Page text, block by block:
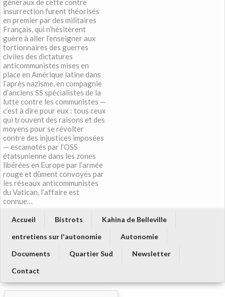
généraux de cette contre
insurrection furent théorisés
en premier par des militaires
Français, qui n’hésitèrent
guère à aller l’enseigner aux
tortionnaires des guerres
civiles des dictatures
anticommunistes mises en
place en Amérique latine dans
l’après nazisme, en compagnie
d’anciens SS spécialistes de la
lutte contre les communistes —
c’est à dire pour eux : tous ceux
qui trouvent des raisons et des
moyens pour se révolter
contre des injustices imposées
— escamotés par l’OSS
étatsunienne dans les zones
libérées en Europe par l’armée
rouge et dûment convoyés par
les réseaux anticommunistes
du Vatican, l’affaire est
connue…
Accueil Bistrots
Kahina de Belleville
entretiens sur l'autonomie
Autonomie
Documents
Quartier Sud
Newsletter
Contact